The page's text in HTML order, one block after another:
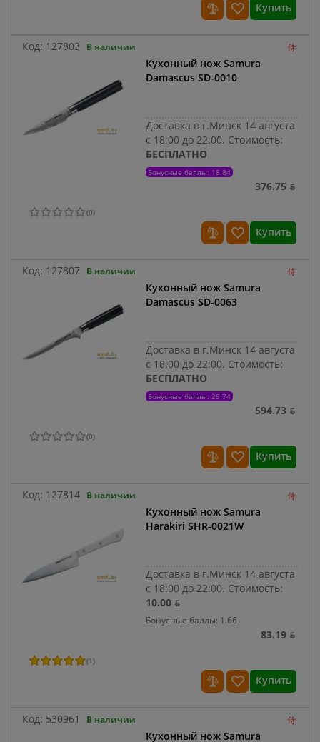
Купить
Код: 127803 В наличии
Кухонный нож Samura
Damascus SD-0010
Доставка в г.Минск 14 августа
с 18:00 до 22:00. Стоимость:
БЕСПЛАТНО
Бонусные баллы: 18.84
376.75 ƃ
(0)
Купить
Код: 127807 В наличии
Кухонный нож Samura
Damascus SD-0063
Доставка в г.Минск 14 августа
с 18:00 до 22:00. Стоимость:
БЕСПЛАТНО
Бонусные баллы: 29.74
594.73 ƃ
(0)
Купить
Код: 127814 В наличии
Кухонный нож Samura
Harakiri SHR-0021W
Доставка в г.Минск 14 августа
с 18:00 до 22:00. Стоимость:
10.00 ƃ
Бонусные баллы: 1.66
83.19 ƃ
(1)
Купить
Код: 530961 В наличии
Кухонный нож Samura